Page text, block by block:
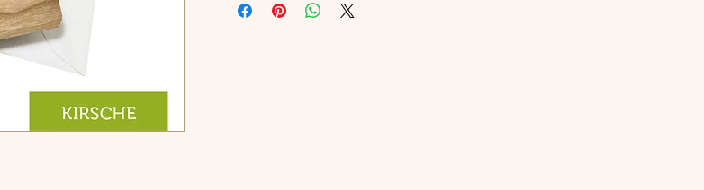
Durch die natürliche Holzstruktur ist jede